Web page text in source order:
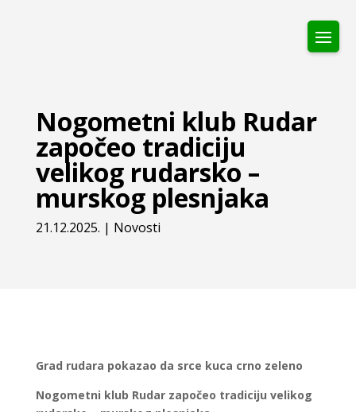
Nogometni klub Rudar
započeo tradiciju
velikog rudarsko –
murskog plesnjaka
21.12.2025. | Novosti
Grad rudara pokazao da srce kuca crno zeleno
Nogometni klub Rudar započeo tradiciju velikog